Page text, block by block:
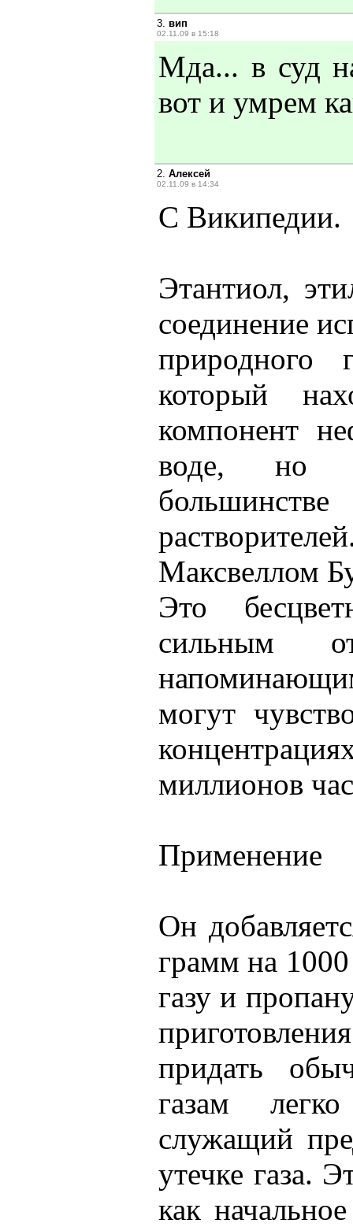
3. вип
02.11.09 в 15:18
Мда... в суд
вот и умрем
2. Алексей
02.11.09 в 14:34
С Википедии.
Этантиол,
соединение
природного
который
компонент
воде, но
Максвеллом
Это
сильным
могут
миллионов
Применение
Он
грамм на
газу и
придать
газам
служащий
утечке газа.
как